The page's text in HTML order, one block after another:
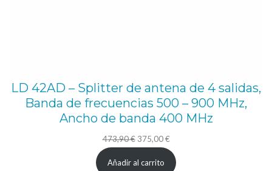
LD 42AD – Splitter de antena de 4 salidas,
Banda de frecuencias 500 – 900 MHz,
Ancho de banda 400 MHz
473,90€ El
375,00€El
precio
Añadir al carrito